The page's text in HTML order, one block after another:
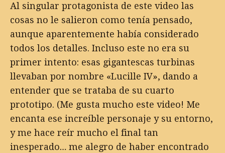
Al singular protagonista de este video las
cosas no le salieron como tenía pensado,
aunque aparentemente había considerado
todos los detalles. Incluso este no era su
primer intento: esas gigantescas turbinas
llevaban por nombre «Lucille IV», dando a
entender que se trataba de su cuarto
prototipo. (Me gusta mucho este video! Me
encanta ese increíble personaje y su entorno,
y me hace reír mucho el final tan
inesperado… me alegro de haber encontrado